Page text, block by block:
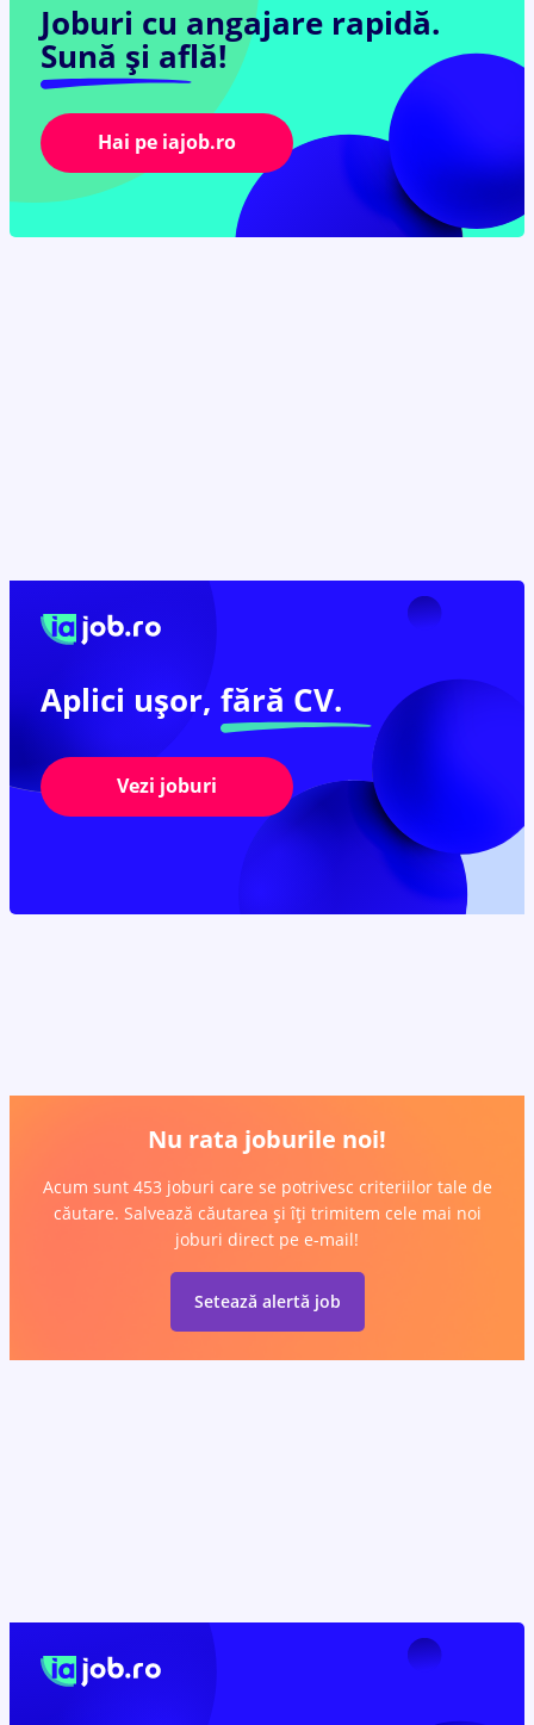
Joburi cu angajare rapidă.
Sună și află!
Hai pe iajob.ro
Aplici ușor, fără CV.
Vezi joburi
Nu rata joburile noi!
Acum sunt 453 joburi care se potrivesc criteriilor tale de
căutare. Salvează căutarea și îți trimitem cele mai noi
joburi direct pe e-mail!
Setează alertă job